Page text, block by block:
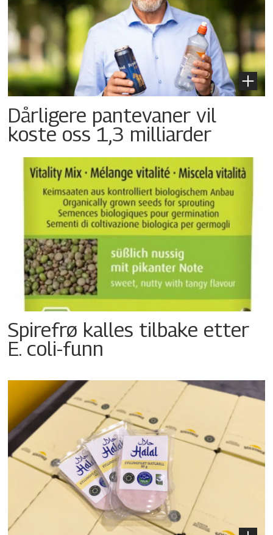
Dårligere pantevaner vil
koste oss 1,3 milliarder
Spirefrø kalles tilbake etter
E. coli-funn